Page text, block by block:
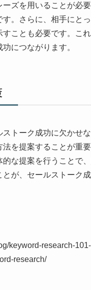
ズを用いることが必
。さらに、相手にと
ことも必要です。こ
につながります。
トーク成功に欠かせ
を提案することが重
な提案を行うことで
が、セールストーク
keyword-research-
research/